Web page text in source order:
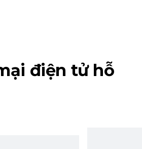
điện tử hỗ